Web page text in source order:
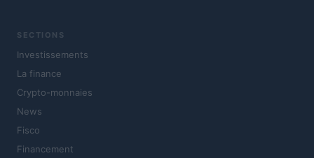
SECTIONS
Investissements
La finance
Crypto-monnaies
News
Fisco
Financement